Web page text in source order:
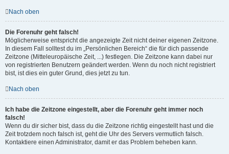
Nach oben
Die Forenuhr geht falsch!
Möglicherweise entspricht die angezeigte Zeit nicht deiner eigenen Zeitzone.
In diesem Fall solltest du im „Persönlichen Bereich“ die für dich passende
Zeitzone (Mitteleuropäische Zeit, ...) festlegen. Die Zeitzone kann dabei nur
von registrierten Benutzern geändert werden. Wenn du noch nicht registriert
bist, ist dies ein guter Grund, dies jetzt zu tun.
Nach oben
Ich habe die Zeitzone eingestellt, aber die Forenuhr geht immer noch
falsch!
Wenn du dir sicher bist, dass du die Zeitzone richtig eingestellt hast und die
Zeit trotzdem noch falsch ist, geht die Uhr des Servers vermutlich falsch.
Kontaktiere einen Administrator, damit er das Problem beheben kann.